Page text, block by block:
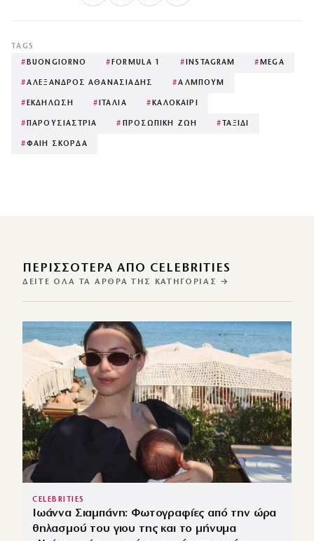
TAGS
# BUONGIORNO # FORMULA 1 # INSTAGRAM # MEGA
#ΑΛΕΞΑΝΔΡΟΣ ΑΘΑΝΑΣΙΑΔΗΣ #ΑΛΜΠΟΥΜ
# ΕΚΔΗΛΩΣΗ # ΙΤΑΛΙΑ # ΚΑΛΟΚΑΙΡΙ
# ΠΑΡΟΥΣΙΑΣΤΡΙΑ # ΠΡΟΣΩΠΙΚΗ ΖΩΗ # ΤΑΞΙΔΙ
#ΦΑΙΗ ΣΚΟΡΔΑ
ΠΕΡΙΣΣΌΤΕΡΑ ΑΠΌ CELEBRITIES
ΔΕΊΤΕ ΌΛΑ ΤΑ ΆΡΘΡΑ ΤΗΣ ΚΑΤΗΓΟΡΊΑΣ →
CELEBRITIES
Ιωάννα Σιαμπάνη: Φωτογραφίες από την ώρα
θηλασμού του γιου της και το μήνυμα